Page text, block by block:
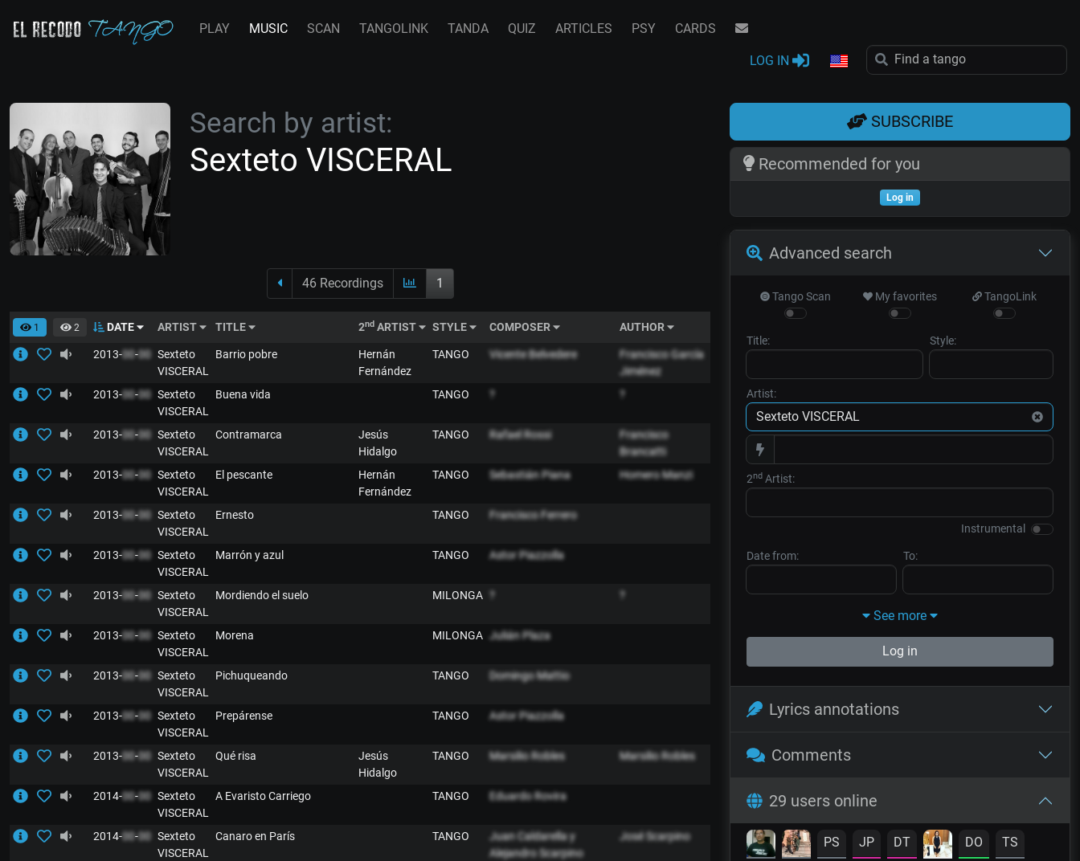
PLAY MUSIC SCAN TANGOLINK TANDA QUIZ ARTICLES PSY CARDS
LOG IN
Search by artist:
Sexteto VISCERAL
46 Recordings 1
1 2 DATE ARTIST TITLE 2nd ARTIST STYLE COMPOSER AUTHOR
2013-00-00 Sexteto
VISCERAL
Barrio pobre
Hernán
Fernández
TANGO Vicente Belvedere
Francisco García
Jiménez
2013-00-00 Sexteto
VISCERAL
Buena vida TANGO ? ?
2013-00-00 Sexteto
VISCERAL
Contramarca
Jesús
Hidalgo
TANGO Rafael Rossi
Francisco
Brancatti
2013-00-00 Sexteto
VISCERAL
El pescante
Hernán
Fernández
TANGO Sebastián Piana Homero Manzi
2013-00-00 Sexteto
VISCERAL
Ernesto TANGO Francisco Ferrero
2013-00-00 Sexteto
VISCERAL
Marrón y azul TANGO Astor Piazzolla
2013-00-00 Sexteto
VISCERAL
Mordiendo el suelo MILONGA ? ?
2013-00-00 Sexteto
VISCERAL
Morena MILONGA Julián Plaza
2013-00-00 Sexteto
VISCERAL
Pichuqueando TANGO Domingo Mattio
2013-00-00 Sexteto
VISCERAL
Prepárense TANGO Astor Piazzolla
2013-00-00 Sexteto
VISCERAL
Qué risa
Jesús
Hidalgo
TANGO Marsilio Robles Marsilio Robles
2014-00-00 Sexteto
VISCERAL
A Evaristo Carriego TANGO Eduardo Rovira
2014-00-00 Sexteto
VISCERAL
Canaro en París TANGO
Juan Caldarella y
Alejandro Scarpino
José Scarpino
SUBSCRIBE
Recommended for you
Log in
Advanced search
Tango Scan My favorites TangoLink
Title: Style:
Artist:
2nd Artist:
Instrumental
Date from: To:
See more
Log in
Lyrics annotations
Comments
29 users online
PS JP DT DO TS